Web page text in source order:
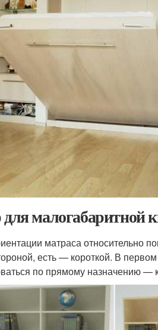
матраса относительно
есть — короткой. В
по прямому назначению —